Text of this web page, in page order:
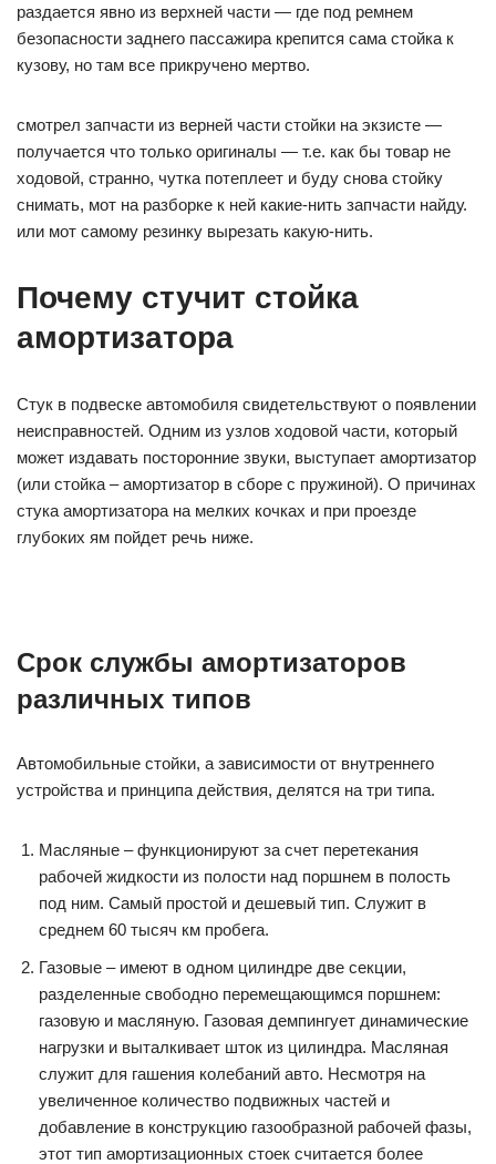
раздается явно из верхней части — где под ремнем
безопасности заднего пассажира крепится сама стойка к
кузову, но там все прикручено мертво.
смотрел запчасти из верней части стойки на экзисте —
получается что только оригиналы — т.е. как бы товар не
ходовой, странно, чутка потеплеет и буду снова стойку
снимать, мот на разборке к ней какие-нить запчасти найду.
или мот самому резинку вырезать какую-нить.
Почему стучит стойка
амортизатора
Стук в подвеске автомобиля свидетельствуют о появлении
неисправностей. Одним из узлов ходовой части, который
может издавать посторонние звуки, выступает амортизатор
(или стойка – амортизатор в сборе с пружиной). О причинах
стука амортизатора на мелких кочках и при проезде
глубоких ям пойдет речь ниже.
Срок службы амортизаторов
различных типов
Автомобильные стойки, а зависимости от внутреннего
устройства и принципа действия, делятся на три типа.
Масляные – функционируют за счет перетекания
рабочей жидкости из полости над поршнем в полость
под ним. Самый простой и дешевый тип. Служит в
среднем 60 тысяч км пробега.
Газовые – имеют в одном цилиндре две секции,
разделенные свободно перемещающимся поршнем:
газовую и масляную. Газовая демпингует динамические
нагрузки и выталкивает шток из цилиндра. Масляная
служит для гашения колебаний авто. Несмотря на
увеличенное количество подвижных частей и
добавление в конструкцию газообразной рабочей фазы,
этот тип амортизационных стоек считается более